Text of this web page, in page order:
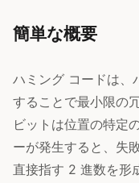
簡単な概要
ハミング コードは、
することで最小限の
ビットは位置の特定
ーが発生すると、失
直接指す 2 進数を形